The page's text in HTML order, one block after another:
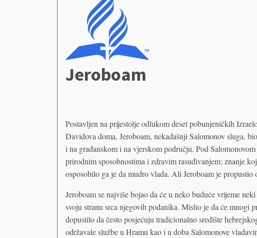
Jeroboam
Postavljen na prijestolje odlukom deset pobunjeničkih
Davidova doma, Jeroboam, nekadašnji Salomonov sluga,
i na građanskom i na vjerskom području. Pod
prirodnim sposobnostima i zdravim rasuđivanjem; znanje
osposobilo ga je da mudro vlada. Ali Jeroboam je propustio
Jeroboam se najviše bojao da će u neko buduće vrijeme
svoju stranu srca njegovih podanika. Mislio je da će mnogi
dopustilo da često posjećuju tradicionalno središte
održavale službe u Hramu kao i u doba Salomonove